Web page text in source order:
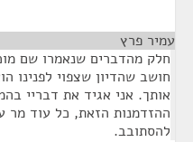
עמיר פרץ
חלק מהדברים שנאמרו שם
חושב שהדיון שצפוי לפנינו
אותך. אני אגיד את דבריי
ההזדמנות הזאת, כל עוד מר
להסתובב.